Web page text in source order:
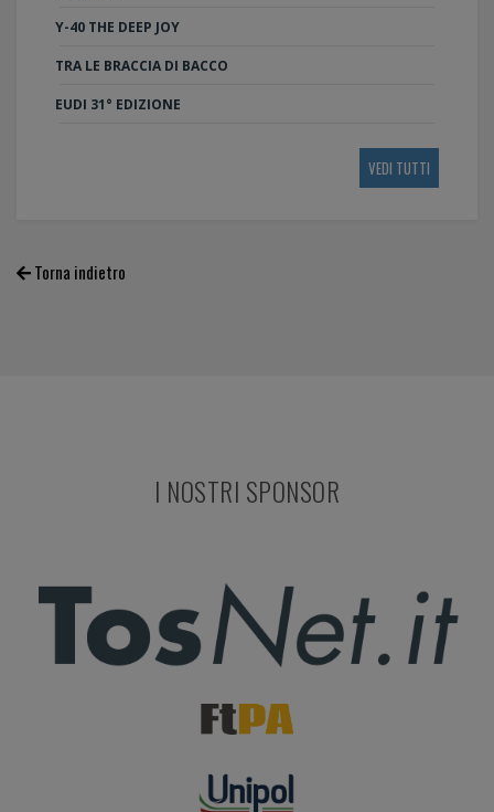
Y-40 THE DEEP JOY
TRA LE BRACCIA DI BACCO
EUDI 31° EDIZIONE
VEDI TUTTI
Torna indietro
I NOSTRI SPONSOR